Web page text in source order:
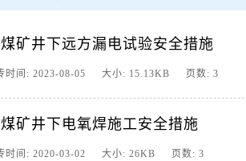
珠藏镇中坝煤矿井下动火安全措施申请动火单位掘进队,
必须认真清理工作地点附近10米范围的易燃易爆物品,并
： 二、施工 时间： 三、施工地点： 四、施工组织：
人的统一指挥。
煤矿井下远方漏电试验安全措施
时间: 2023-08-05 大小: 15.13KB 页数: 3
煤矿井下电氧焊施工安全措施
时间: 2020-03-02 大小: 26KB 页数: 3